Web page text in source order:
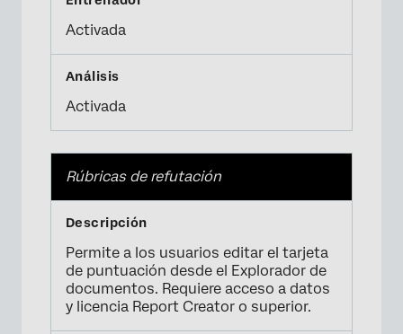
Activada
Activada
Rúbricas de refutación
Permite a los usuarios editar el tarjeta
de puntuación desde el Explorador de
documentos. Requiere acceso a datos
y licencia Report Creator o superior.